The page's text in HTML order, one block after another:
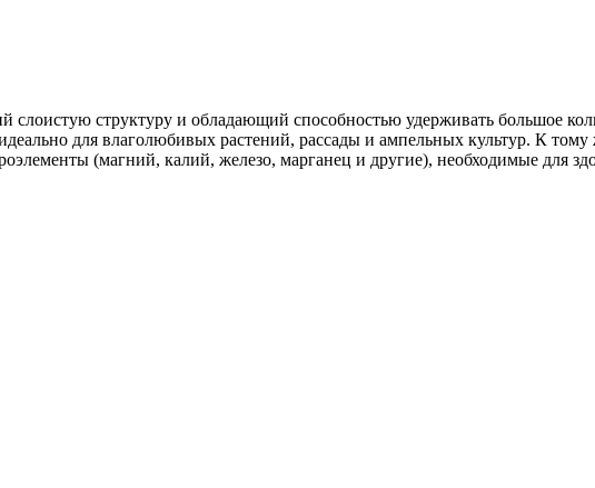
структуру и обладающий способностью удерживать большое
для влаголюбивых растений, рассады и ампельных культур. К тому
(магний, калий, железо, марганец и другие), необходимые для